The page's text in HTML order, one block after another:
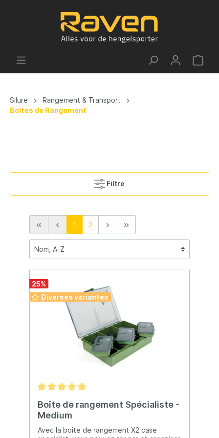
Silure
Rangement & Transport
Boîtes de Rangement
Filtre
1 2
25%
Diverses variantes
Boîte de rangement Spécialiste -
Medium
Avec la boîte de rangement X2 case